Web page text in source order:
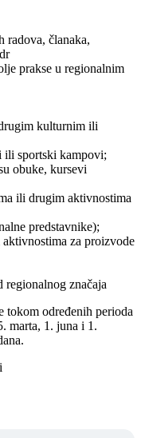
radova, članaka,
prakse u regionalnim
kulturnim ili
ili sportski kampovi;
obuke, kursevi
ili drugim aktivnostima
predstavnike);
za proizvode
regionalnog značaja
tokom određenih perioda
marta, 1. juna i 1.